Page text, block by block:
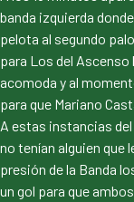
banda izquierda
pelota al segundo
para Los del Ascenso
acomoda y al
para que Mariano
A estas instancias
no tenían alguien que
presión de la Banda
un gol para que